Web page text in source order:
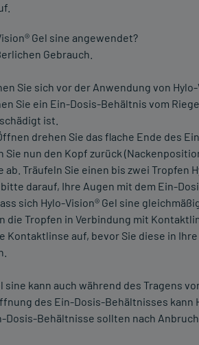
Gel sine angewendet?
Gebrauch.
Sie sich vor der Anwendung von Hylo-
Sie ein Ein-Dosis-Behältnis vom
ist.
drehen Sie das flache Ende des
Sie nun den Kopf zurück
ab. Träufeln Sie einen bis zwei Tropfen
darauf, Ihre Augen mit dem Ein-
sich Hylo-Vision® Gel sine
die Tropfen in Verbindung mit
Kontaktlinse auf, bevor Sie diese in
sine kann auch während des Tragens
des Ein-Dosis-Behältnisses kann
Dosis-Behältnisse sollten nach